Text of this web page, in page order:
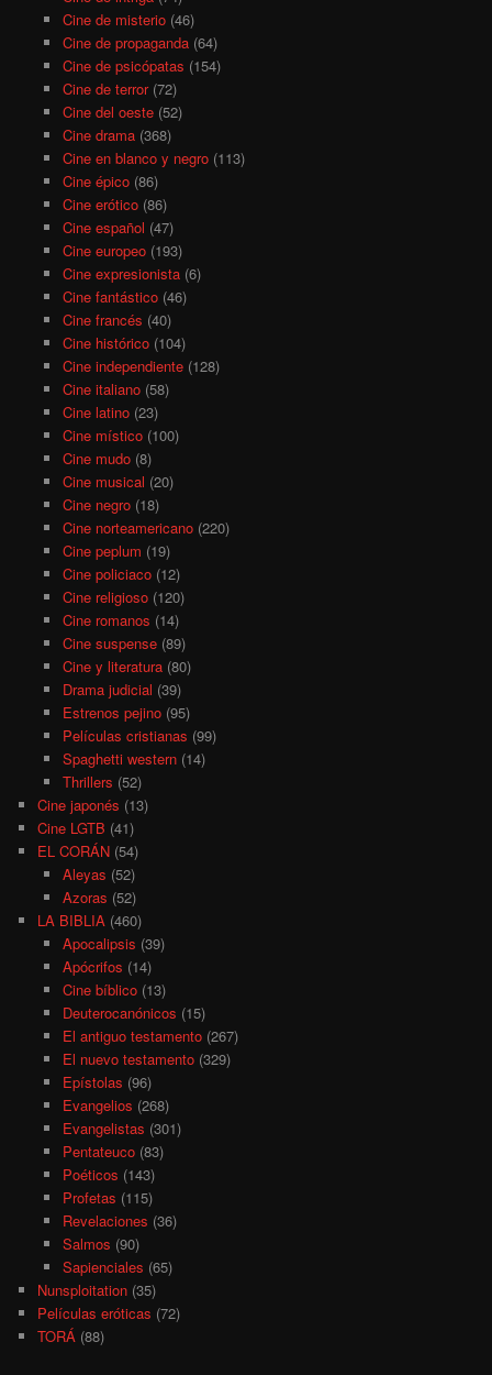
Cine de misterio(46)
Cine de propaganda(64)
Cine de psicópatas (154)
Cine de terror(72)
Cine del oeste(52)
Cine drama(368)
Cine en blanco y negro(113)
Cine épico(86)
Cine erótico(86)
Cine español (47)
Cine europeo(193)
Cine expresionista(6)
Cine fantástico(46)
Cine francés (40)
Cine histórico(104)
Cine independiente(128)
Cine italiano(58)
Cine latino(23)
Cine místico(100)
Cine mudo(8)
Cine musical (20)
Cine negro(18)
Cine norteamericano(220)
Cine peplum (19)
Cine policiaco(12)
Cine religioso(120)
Cine romanos (14)
Cine suspense(89)
Cine y literatura(80)
Drama judicial (39)
Estrenos pejino(95)
Películas cristianas (99)
Spaghetti western(14)
Thrillers (52)
Cine japonés (13)
Cine LGTB (41)
EL CORÁN (54)
Aleyas (52)
Azoras (52)
LA BIBLIA (460)
Apocalipsis (39)
Apócrifos (14)
Cine bíblico(13)
Deuterocanónicos (15)
El antiguo testamento(267)
El nuevo testamento(329)
Epístolas (96)
Evangelios (268)
Evangelistas (301)
Pentateuco(83)
Poéticos (143)
Profetas (115)
Revelaciones (36)
Salmos (90)
Sapienciales (65)
Nunsploitation (35)
Películas eróticas (72)
TORÁ (88)